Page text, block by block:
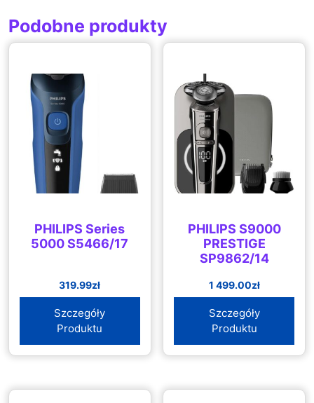
Podobne produkty
PHILIPS Series
5000 S5466/17
319.99zł
Szczegóły
Produktu
PHILIPS S9000
PRESTIGE
SP9862/14
1 499.00zł
Szczegóły
Produktu